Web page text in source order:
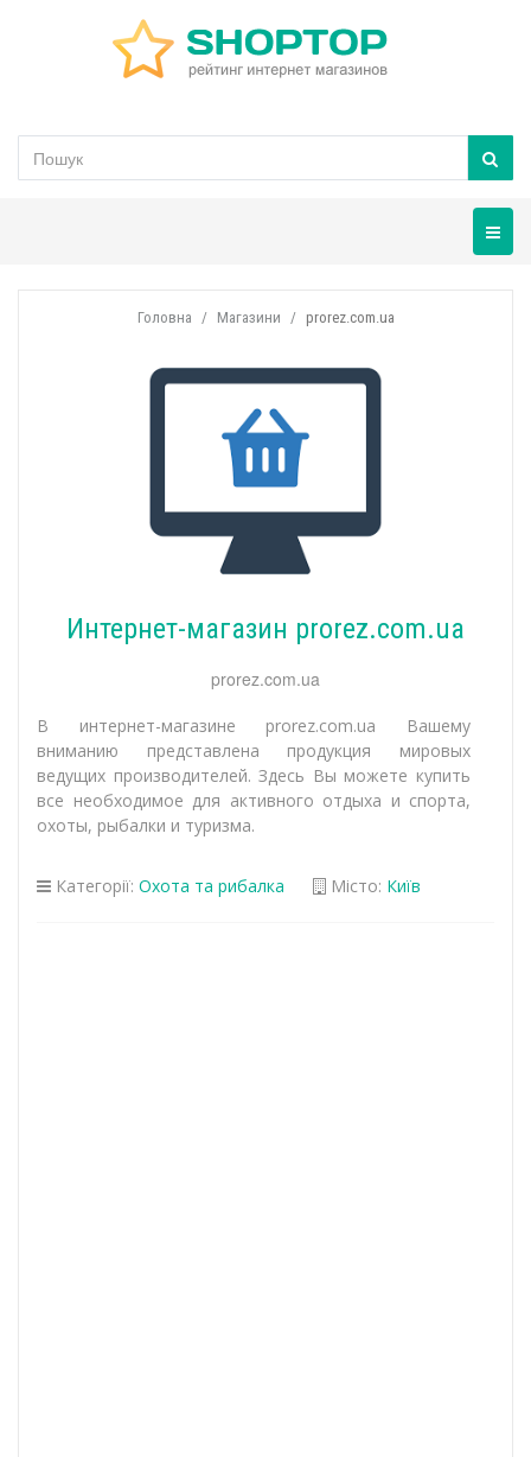
Головна Магазини prorez.com.ua
Интернет-магазин prorez.com.ua
prorez.com.ua
В интернет-магазине prorez.com.ua Вашему
вниманию представлена продукция мировых
ведущих производителей. Здесь Вы можете купить
все необходимое для активного отдыха и спорта,
охоты, рыбалки и туризма.
Категорії: Охота та рибалка Місто: Київ